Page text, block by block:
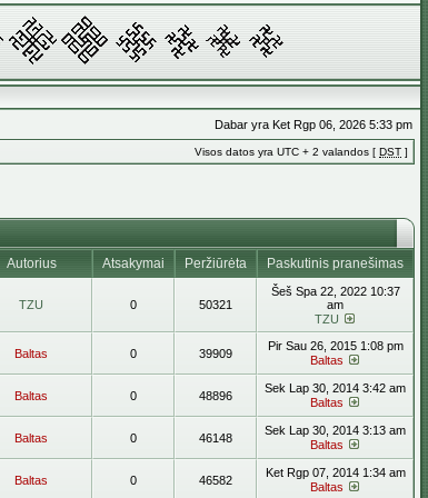
Dabar yra Ket Rgp 06, 2026 5:33 pm
Visos datos yra UTC + 2 valandos [ DST ]
Autorius Atsakymai Peržiūrėta Paskutinis pranešimas
TZU 0 50321
Šeš Spa 22, 2022 10:37
am
TZU
Baltas 0 39909
Pir Sau 26, 2015 1:08 pm
Baltas
Baltas 0 48896
Sek Lap 30, 2014 3:42 am
Baltas
Baltas 0 46148
Sek Lap 30, 2014 3:13 am
Baltas
Baltas 0 46582
Ket Rgp 07, 2014 1:34 am
Baltas